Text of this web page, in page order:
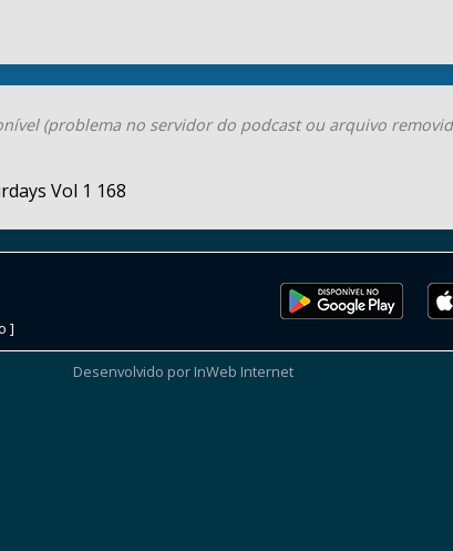
(problema no servidor do podcast ou arquivo
Vol 1 168
]
Desenvolvido por InWeb Internet